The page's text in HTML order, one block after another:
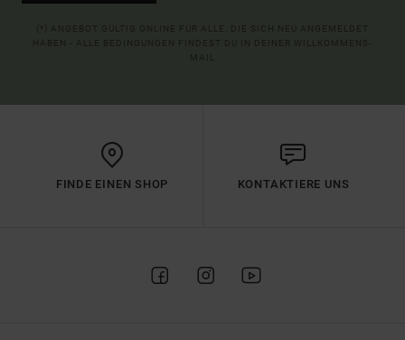
FINDE EINEN SHOP KONTAKTIERE UNS